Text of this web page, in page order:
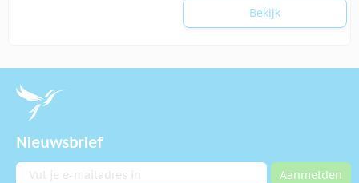
Bekijk
Nieuwsbrief
E-mailadres Aanmelden